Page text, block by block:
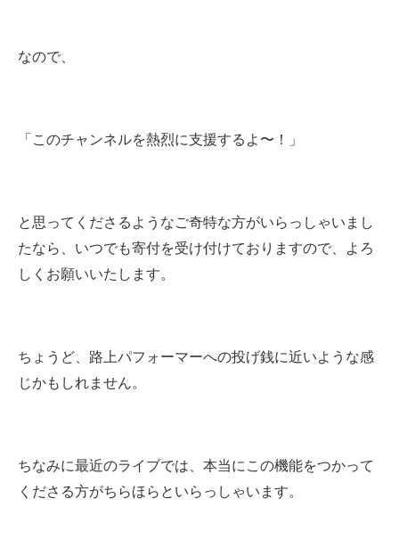
なので、
「このチャンネルを熱烈に支援するよ〜！」
と思ってくださるようなご奇特な方がいらっしゃいまし
たなら、いつでも寄付を受け付けておりますので、よろ
しくお願いいたします。
ちょうど、路上パフォーマーへの投げ銭に近いような感
じかもしれません。
ちなみに最近のライブでは、本当にこの機能をつかって
くださる方がちらほらといらっしゃいます。